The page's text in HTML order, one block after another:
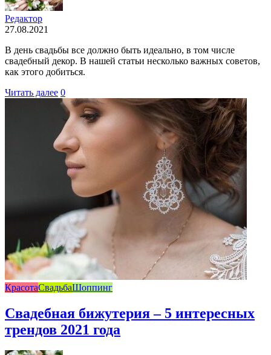
Редактор
27.08.2021
В день свадьбы все должно быть идеально, в том числе
свадебный декор. В нашей статьи несколько важных советов,
как этого добиться.
Читать далее 0
КрасотаСвадьбаШоппинг
Свадебная бижутерия – 5 интересных
трендов 2021 года